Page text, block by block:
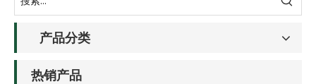
产品分类
热销产品